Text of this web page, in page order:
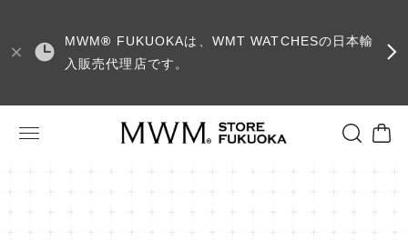
MWM® FUKUOKAは、WMT WATCHESの日本輸
入販売代理店です。